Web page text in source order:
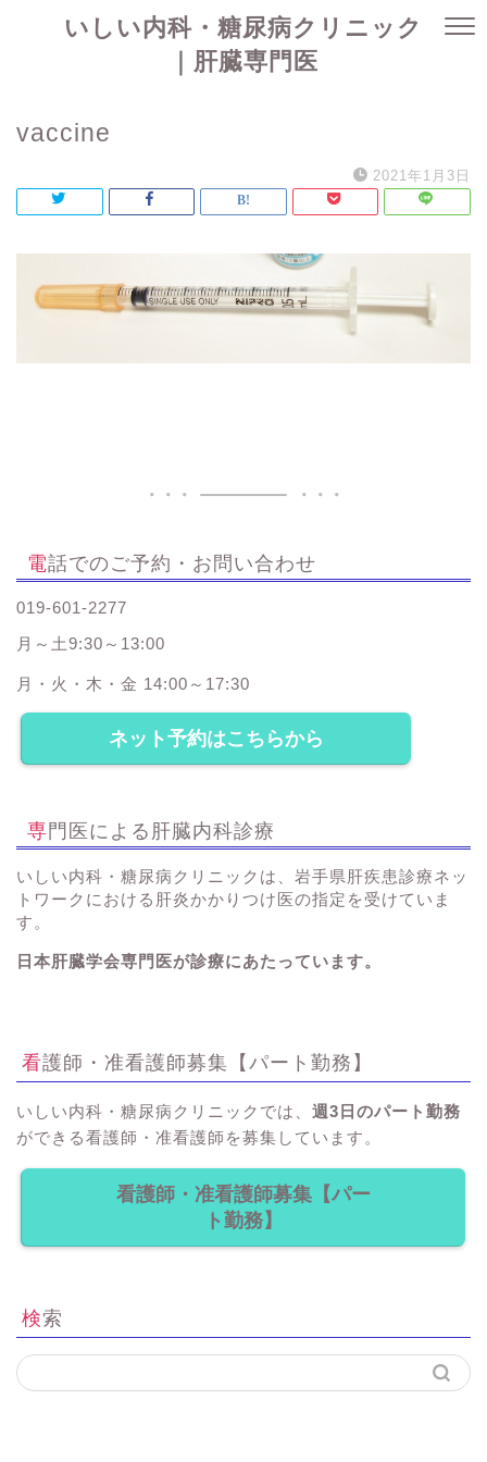
いしい内科・糖尿病クリニック
｜肝臓専門医
vaccine
2021年1月3日
電話でのご予約・お問い合わせ
019-601-2277
月～土9:30～13:00
月・火・木・金 14:00～17:30
ネット予約はこちらから
専門医による肝臓内科診療
いしい内科・糖尿病クリニックは、岩手県肝疾患診療ネッ
トワークにおける肝炎かかりつけ医の指定を受けていま
す。
日本肝臓学会専門医が診療にあたっています。
看護師・准看護師募集【パート勤務】
いしい内科・糖尿病クリニックでは、 週3日のパート勤務
ができる看護師・准看護師を募集しています。
看護師・准看護師募集【パー
ト勤務】
検索